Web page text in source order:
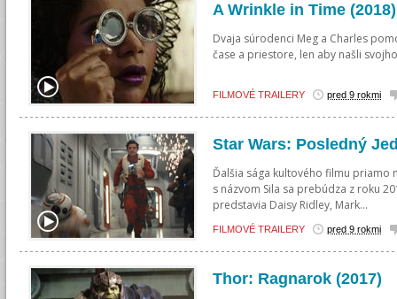
A Wrinkle in Time (2018)
Dvaja súrodenci Meg a Charles
čase a priestore, len aby našli
FILMOVÉ TRAILERY pred 9 rokmi
Star Wars: Posledný
Ďalšia sága kultového filmu priamo
s názvom Sila sa prebúdza z roku
predstavia Daisy Ridley, Mark...
FILMOVÉ TRAILERY pred 9 rokmi
Thor: Ragnarok (2017)